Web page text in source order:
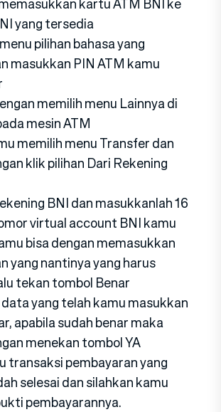
yang tersedia
pilihan bahasa yang
masukkan PIN ATM kamu
memilih menu Lainnya di
mesin ATM
memilih menu Transfer dan
klik pilihan Dari Rekening
BNI dan masukkanlah 16
virtual account BNI kamu
bisa dengan memasukkan
yang nantinya yang harus
tekan tombol Benar
yang telah kamu masukkan
apabila sudah benar maka
menekan tombol YA
transaksi pembayaran yang
selesai dan silahkan kamu
pembayarannya.